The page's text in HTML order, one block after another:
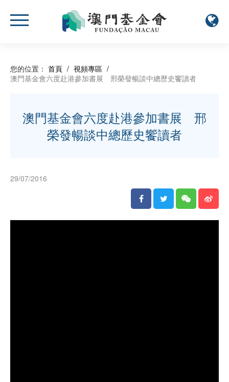
您的位置： 首頁 / 視頻專區 /
澳門基金會六度赴港參加書展 邢榮發暢談中總歷史饗讀者
澳門基金會六度赴港參加書展 邢
榮發暢談中總歷史饗讀者
29/07/2016